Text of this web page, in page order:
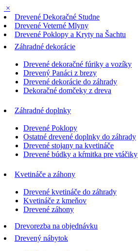
×
Drevené Dekoračné Studne
Drevené Veterné Mlyny
Drevené Poklopy a Kryty na Šachtu
Záhradné dekorácie
Drevené dekoračné fúriky a vozíky
Drevený Panáci z brezy
Drevené dekorácie do záhrady
Dekoračné domčeky z dreva
Záhradné doplnky
Drevené Poklopy
Ostatné drevené doplnky do záhrady
Drevené stojany na kvetináče
Drevené búdky a kŕmitka pre vtáčiky
Kvetináče a záhony
Drevené kvetináče do záhrady
Kvetináče z kmeňov
Drevené záhony
Drevorezba na objednávku
Drevený nábytok